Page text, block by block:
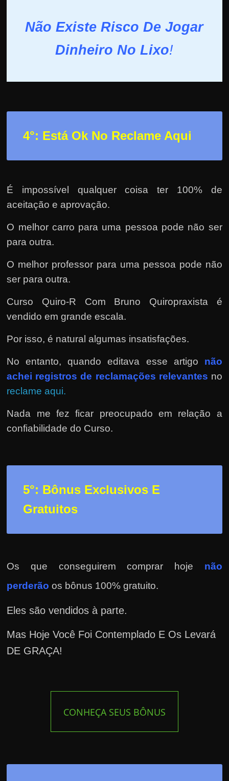
Não Existe Risco De Jogar
Dinheiro No Lixo!
4°: Está Ok No Reclame Aqui
É impossível qualquer coisa ter 100% de
aceitação e aprovação.
O melhor carro para uma pessoa pode não ser
para outra.
O melhor professor para uma pessoa pode não
ser para outra.
Curso Quiro-R Com Bruno Quiropraxista é
vendido em grande escala.
Por isso, é natural algumas insatisfações.
No entanto, quando editava esse artigo não
achei registros de reclamações relevantes no
reclame aqui.
Nada me fez ficar preocupado em relação a
confiabilidade do Curso.
5°: Bônus Exclusivos E
Gratuitos
Os que conseguirem comprar hoje não
perderão os bônus 100% gratuito.
Eles são vendidos à parte.
Mas Hoje Você Foi Contemplado E Os Levará
DE GRAÇA!
CONHEÇA SEUS BÔNUS